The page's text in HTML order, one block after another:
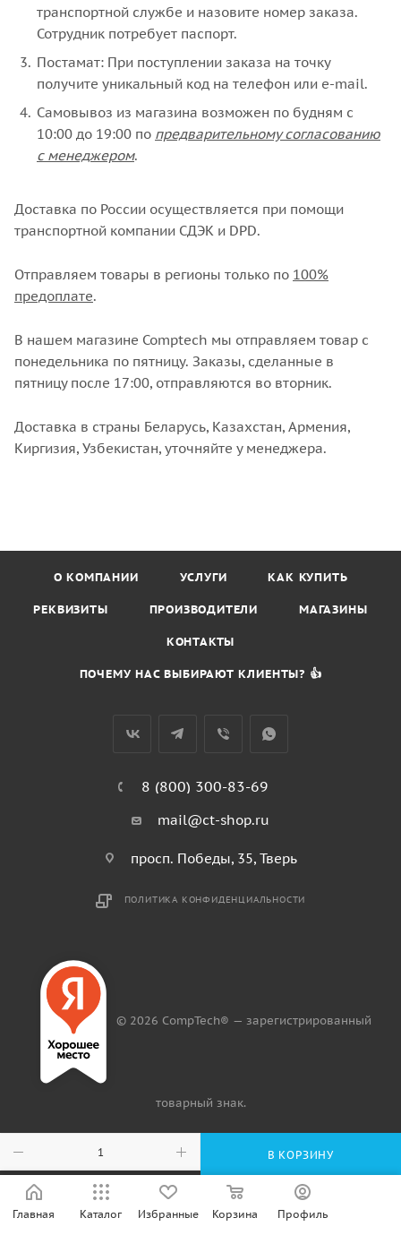
В КОРЗИНУ
транспортной службе и назовите номер заказа.
Сотрудник потребует паспорт.
Постамат: При поступлении заказа на точку
получите уникальный код на телефон или e-mail.
Самовывоз из магазина возможен по будням с
10:00 до 19:00 по предварительному согласованию
с менеджером.
Доставка по России осуществляется при помощи
транспортной компании СДЭК и DPD.
Отправляем товары в регионы только по 100%
предоплате.
В нашем магазине Comptech мы отправляем товар с
понедельника по пятницу. Заказы, сделанные в
пятницу после 17:00, отправляются во вторник.
Доставка в страны Беларусь, Казахстан, Армения,
Киргизия, Узбекистан, уточняйте у менеджера.
О КОМПАНИИ УСЛУГИ КАК КУПИТЬ
РЕКВИЗИТЫ ПРОИЗВОДИТЕЛИ МАГАЗИНЫ
КОНТАКТЫ
ПОЧЕМУ НАС ВЫБИРАЮТ КЛИЕНТЫ? 👍
8 (800) 300-83-69
mail@ct-shop.ru
просп. Победы, 35, Тверь
ПОЛИТИКА КОНФИДЕНЦИАЛЬНОСТИ
© 2026 CompTech® — зарегистрированный
товарный знак.
Главная Каталог Избранные Корзина Профиль